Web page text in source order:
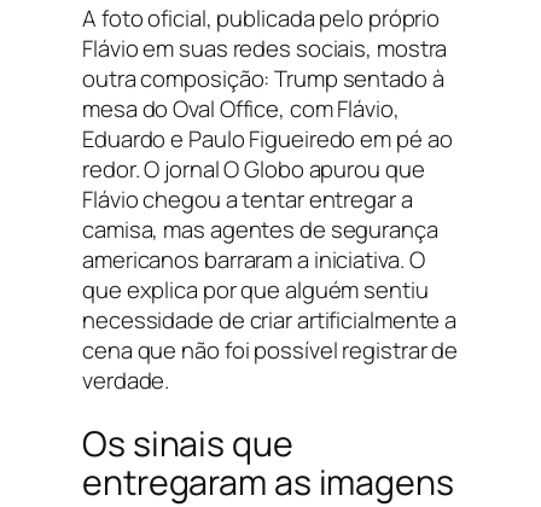
A foto oficial, publicada pelo próprio
Flávio em suas redes sociais, mostra
outra composição: Trump sentado à
mesa do Oval Office, com Flávio,
Eduardo e Paulo Figueiredo em pé ao
redor. O jornal O Globo apurou que
Flávio chegou a tentar entregar a
camisa, mas agentes de segurança
americanos barraram a iniciativa. O
que explica por que alguém sentiu
necessidade de criar artificialmente a
cena que não foi possível registrar de
verdade.
Os sinais que
entregaram as imagens